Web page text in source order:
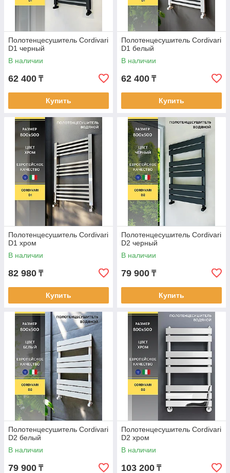
Полотенцесушитель Cordivari
D1 черный
В наличии
62 400 ₸
Купить
Полотенцесушитель Cordivari
D1 белый
В наличии
62 400 ₸
Купить
Полотенцесушитель Cordivari
D1 хром
В наличии
82 980 ₸
Купить
Полотенцесушитель Cordivari
D2 черный
В наличии
79 900 ₸
Купить
Полотенцесушитель Cordivari
D2 белый
В наличии
79 900 ₸
Полотенцесушитель Cordivari
D2 хром
В наличии
103 200 ₸